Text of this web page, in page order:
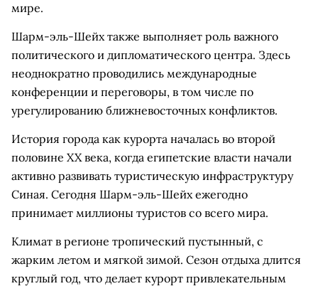
мире.
Шарм-эль-Шейх также выполняет роль важного
политического и дипломатического центра. Здесь
неоднократно проводились международные
конференции и переговоры, в том числе по
урегулированию ближневосточных конфликтов.
История города как курорта началась во второй
половине XX века, когда египетские власти начали
активно развивать туристическую инфраструктуру
Синая. Сегодня Шарм-эль-Шейх ежегодно
принимает миллионы туристов со всего мира.
Климат в регионе тропический пустынный, с
жарким летом и мягкой зимой. Сезон отдыха длится
круглый год, что делает курорт привлекательным